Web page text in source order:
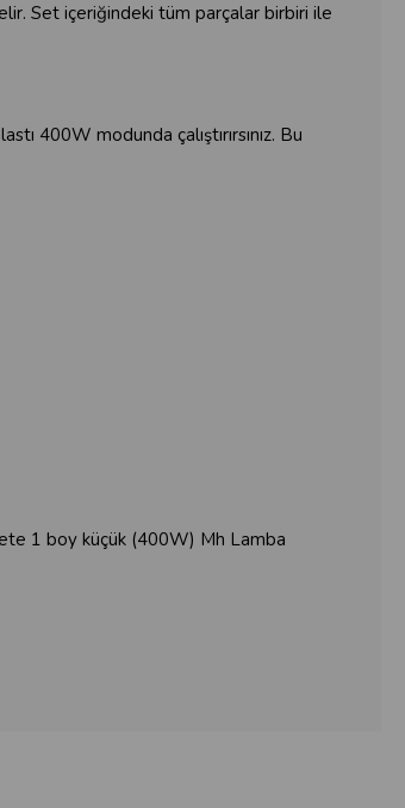
Set içeriğindeki tüm parçalar birbiri ile
400W modunda çalıştırırsınız. Bu
1 boy küçük (400W) Mh Lamba